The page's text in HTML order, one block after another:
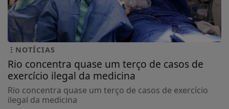
NOTÍCIAS
Rio concentra quase um terço de casos de
exercício ilegal da medicina
Rio concentra quase um terço de casos de exercício
ilegal da medicina